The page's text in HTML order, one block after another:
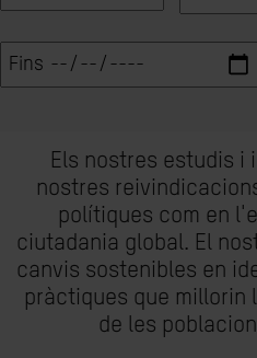
Els nostres estudis i
nostres
polítiques com en
ciutadania global. El
canvis sostenibles en
pràctiques que millorin
de les